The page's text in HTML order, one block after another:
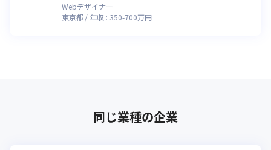
Webデザイナー
東京都
年収 : 350-700万円
同じ業種の企業